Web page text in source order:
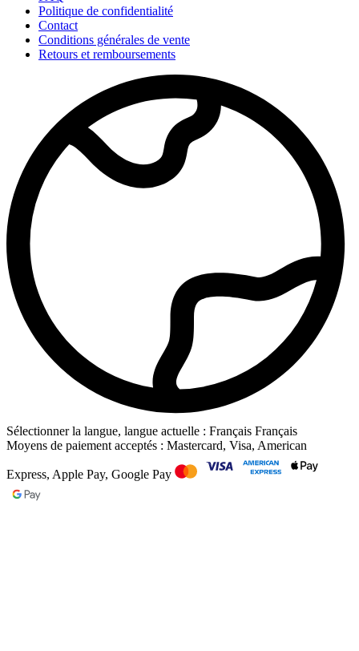
Politique de confidentialité
Contact
Conditions générales de vente
Retours et remboursements
Sélectionner la langue, langue actuelle : Français Français
Moyens de paiement acceptés : Mastercard, Visa, American
Express, Apple Pay, Google Pay